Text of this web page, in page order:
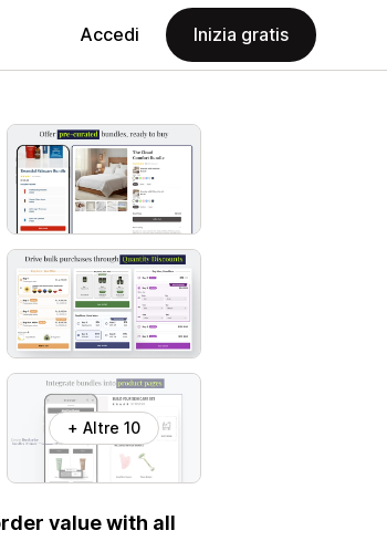
Accedi Inizia gratis
+ Altre 10
value with all